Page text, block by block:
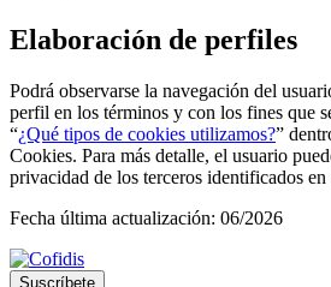
Elaboración de perfiles
Podrá observarse la navegación del
perfil en los términos y con los fines que
“¿Qué tipos de cookies utilizamos?”
Cookies. Para más detalle, el usuario
privacidad de los terceros identificados en
Fecha última actualización: 06/2026
Suscríbete